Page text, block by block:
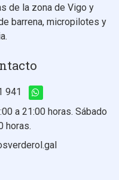
de la zona de Vigo y
barrena, micropilotes y
941
a 21:00 horas. Sábado
horas.